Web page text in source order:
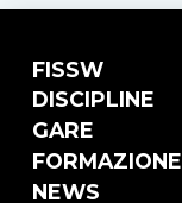
FISSW
DISCIPLINE
GARE
FORMAZIONE
NEWS